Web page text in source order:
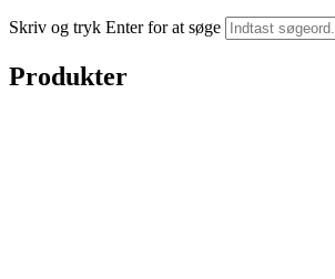
Skriv og tryk Enter for at søge
Produkter